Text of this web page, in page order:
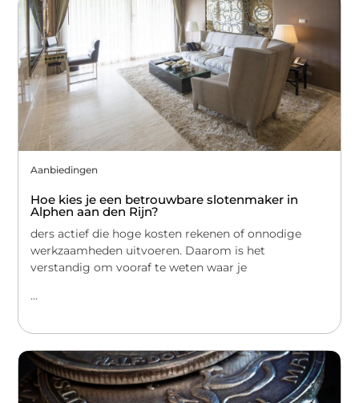
Aanbiedingen
Hoe kies je een betrouwbare slotenmaker in
Alphen aan den Rijn?
ders actief die hoge kosten rekenen of onnodige
werkzaamheden uitvoeren. Daarom is het
verstandig om vooraf te weten waar je
...